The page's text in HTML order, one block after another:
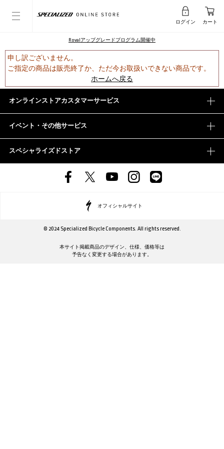
ログイン カート
Rovalアップグレードプログラム開催中
申し訳ございません。
ご指定の商品は販売終了か、ただ今お取扱いできない商品です。
ホームへ戻る
オンラインストアカスタマーサービス
イベント・その他サービス
スペシャライズドストア
オフィシャルサイト
© 2024 Specialized Bicycle Components. All rights reserved.
本サイト掲載商品のデザイン、仕様、価格等は
予告なく変更する場合があります。